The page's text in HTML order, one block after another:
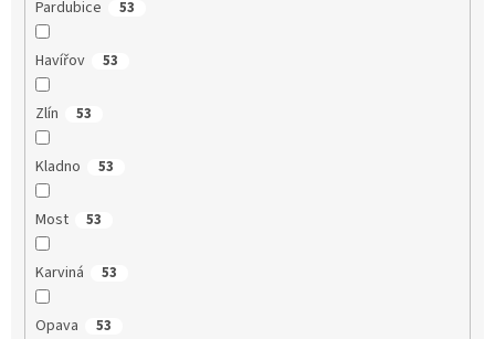
Pardubice 53
Havířov 53
Zlín 53
Kladno 53
Most 53
Karviná 53
Opava 53